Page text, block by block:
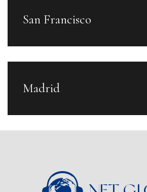
San Francisco
Madrid